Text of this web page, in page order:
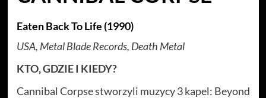
Eaten Back To Life (1990)
USA, Metal Blade Records, Death Metal
KTO, GDZIE I KIEDY?
Cannibal Corpse stworzyli muzycy 3 kapel: Beyond